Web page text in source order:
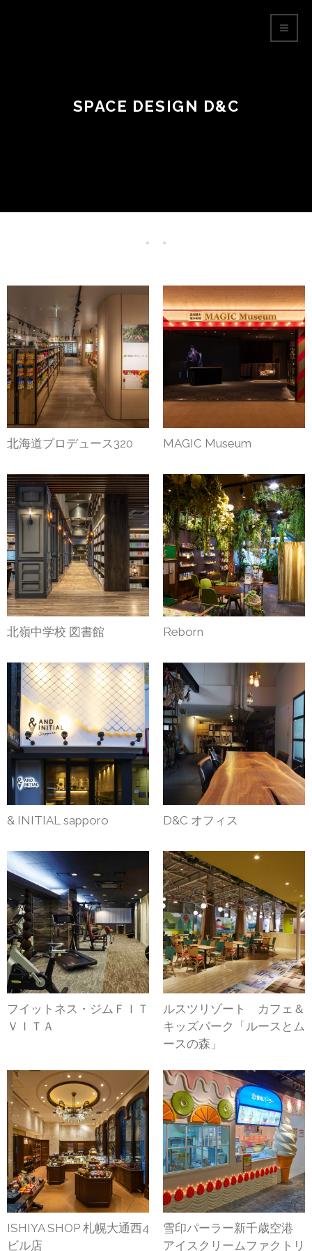
SPACE DESIGN D&C
北海道プロデュース320 MAGIC Museum
北嶺中学校 図書館 Reborn
& INITIAL sapporo D&C オフィス
フイットネス・ジムＦＩＴ
ＶＩＴＡ
ルスツリゾート カフェ＆
キッズパーク「ルースとム
ースの森」
ISHIYA SHOP 札幌大通西4
ビル店
雪印パーラー新千歳空港
アイスクリームファクトリ